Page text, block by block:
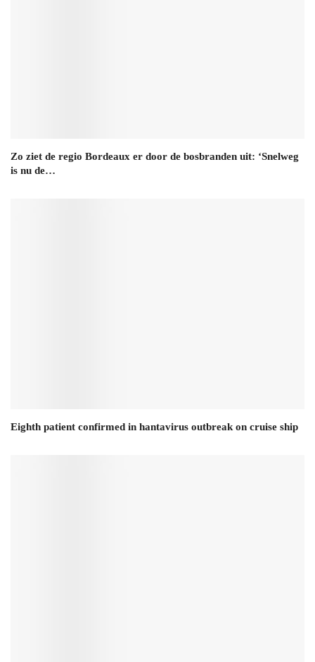
Zo ziet de regio Bordeaux er door de bosbranden uit: ‘Snelweg
is nu de…
Eighth patient confirmed in hantavirus outbreak on cruise ship